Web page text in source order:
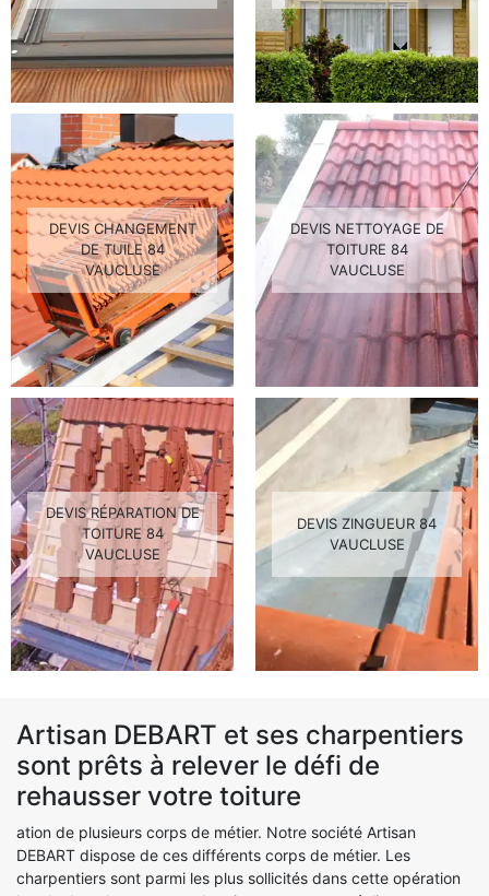
DEVIS CHANGEMENT
DE TUILE 84
VAUCLUSE
DEVIS NETTOYAGE DE
TOITURE 84
VAUCLUSE
DEVIS RÉPARATION DE
TOITURE 84
VAUCLUSE
DEVIS ZINGUEUR 84
VAUCLUSE
Artisan DEBART et ses charpentiers
sont prêts à relever le défi de
rehausser votre toiture
ation de plusieurs corps de métier. Notre société Artisan
DEBART dispose de ces différents corps de métier. Les
charpentiers sont parmi les plus sollicités dans cette opération